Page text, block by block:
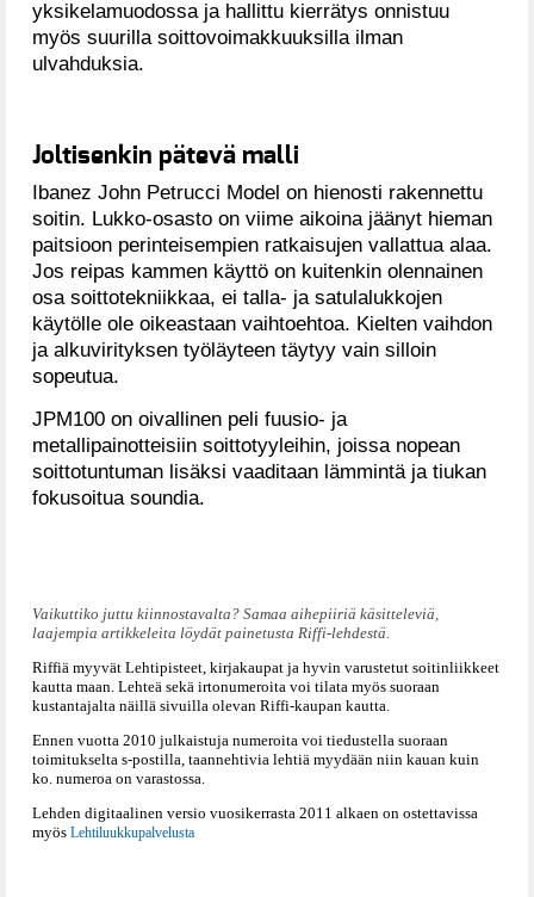
yksikelamuodossa ja hallittu kierrätys onnistuu
myös suurilla soittovoimakkuuksilla ilman
ulvahduksia.
Joltisenkin pätevä malli
Ibanez John Petrucci Model on hienosti rakennettu
soitin. Lukko-osasto on viime aikoina jäänyt hieman
paitsioon perinteisempien ratkaisujen vallattua alaa.
Jos reipas kammen käyttö on kuitenkin olennainen
osa soittotekniikkaa, ei talla- ja satulalukkojen
käytölle ole oikeastaan vaihtoehtoa. Kielten vaihdon
ja alkuvirityksen työläyteen täytyy vain silloin
sopeutua.
JPM100 on oivallinen peli fuusio- ja
metallipainotteisiin soittotyyleihin, joissa nopean
soittotuntuman lisäksi vaaditaan lämmintä ja tiukan
fokusoitua soundia.
Vaikuttiko juttu kiinnostavalta? Samaa aihepiiriä käsitteleviä,
laajempia artikkeleita löydät painetusta Riffi-lehdestä.
Riffiä myyvät Lehtipisteet, kirjakaupat ja hyvin varustetut soitinliikkeet
kautta maan. Lehteä sekä irtonumeroita voi tilata myös suoraan
kustantajalta näillä sivuilla olevan Riffi-kaupan kautta.
Ennen vuotta 2010 julkaistuja numeroita voi tiedustella suoraan
toimitukselta s-postilla, taannehtivia lehtiä myydään niin kauan kuin
ko. numeroa on varastossa.
Lehden digitaalinen versio vuosikerrasta 2011 alkaen on ostettavissa
myös Lehtiluukkupalvelusta